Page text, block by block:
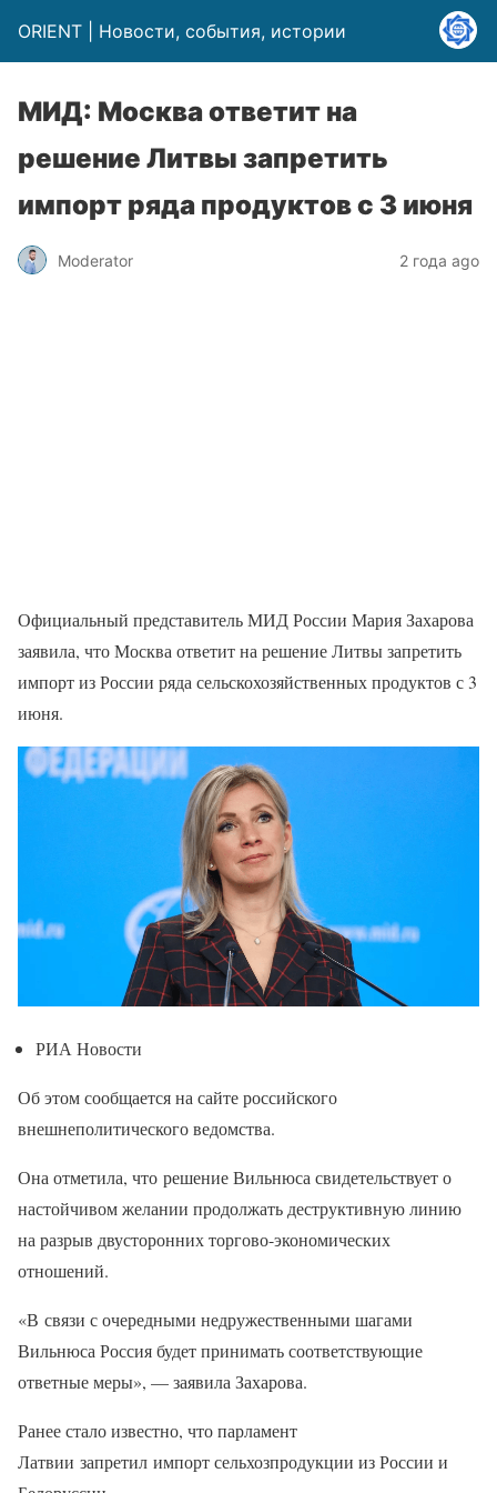
ORIENT | Новости, события, истории
МИД: Москва ответит на
решение Литвы запретить
импорт ряда продуктов с 3 июня
Moderator 2 года ago
Официальный представитель МИД России Мария Захарова
заявила, что Москва ответит на решение Литвы запретить
импорт из России ряда сельскохозяйственных продуктов с 3
июня.
РИА Новости
Об этом сообщается на сайте российского
внешнеполитического ведомства.
Она отметила, что решение Вильнюса свидетельствует о
настойчивом желании продолжать деструктивную линию
на разрыв двусторонних торгово-экономических
отношений.
«В связи с очередными недружественными шагами
Вильнюса Россия будет принимать соответствующие
ответные меры», — заявила Захарова.
Ранее стало известно, что парламент
Латвии запретил импорт сельхозпродукции из России и